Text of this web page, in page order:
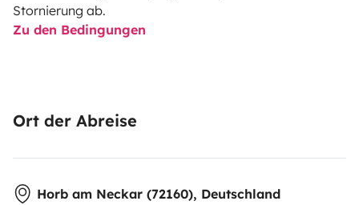
Stornierung ab.
Zu den Bedingungen
Ort der Abreise
Horb am Neckar (72160), Deutschland